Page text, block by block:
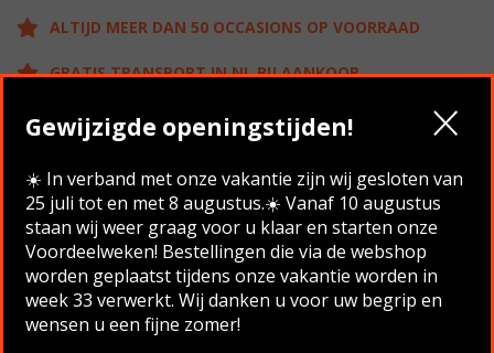
ALTIJD MEER DAN 50 OCCASIONS OP VOORRAAD
GRATIS TRANSPORT IN NL BIJ AANKOOP
KLANTEN BEOORDELEN ONS MET EEN 9.6/10
Home/Veelgestelde vragen
Heeft u vragen over het kopen of verkopen van een stacaravan
of chalet bij MuHa? Bekijk hieronder onze veelgestelde vragen
op met een van onze medewerkers.
Gewijzigde openingstijden!
☀️ In verband met onze vakantie zijn wij gesloten van
25 juli tot en met 8 augustus.☀️ Vanaf 10 augustus
staan wij weer graag voor u klaar en starten onze
Voordeelweken! Bestellingen die via de webshop
worden geplaatst tijdens onze vakantie worden in
week 33 verwerkt. Wij danken u voor uw begrip en
wensen u een fijne zomer!